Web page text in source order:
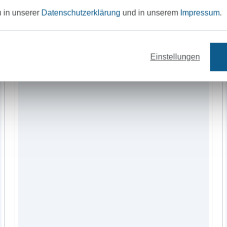
Stoffe Nähzubehör
in unserer Datenschutzerklärung und in unserem Impressum.
Einstellungen